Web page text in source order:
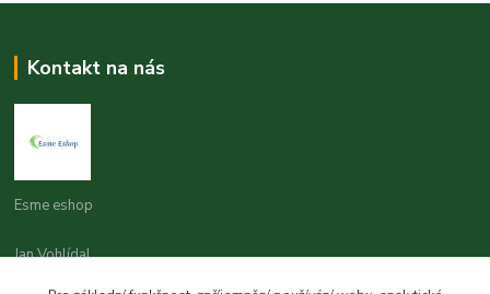
Kontakt na nás
Esme eshop
Jan Vohlídal